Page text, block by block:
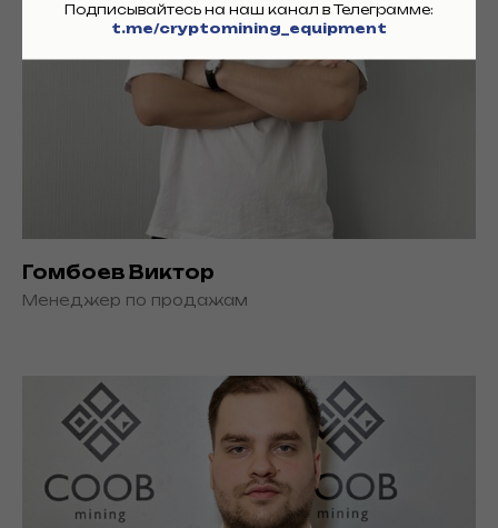
Гомбоев Виктор
Менеджер по продажам
Подписывайтесь на наш канал в Телеграмме:
t.me/cryptomining_equipment